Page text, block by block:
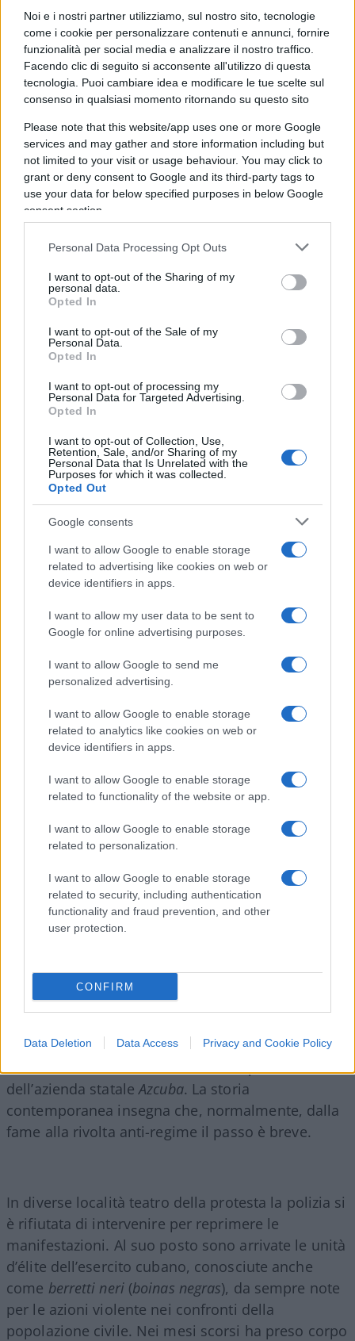
Noi e i nostri partner utilizziamo, sul nostro sito, tecnologie
come i cookie per personalizzare contenuti e annunci, fornire
funzionalità per social media e analizzare il nostro traffico.
Facendo clic di seguito si acconsente all'utilizzo di questa
tecnologia. Puoi cambiare idea e modificare le tue scelte sul
consenso in qualsiasi momento ritornando su questo sito
Please note that this website/app uses one or more Google
services and may gather and store information including but
not limited to your visit or usage behaviour. You may click to
grant or deny consent to Google and its third-party tags to
use your data for below specified purposes in below Google
consent section.
Personal Data Processing Opt Outs
I want to opt-out of the Sharing of my
personal data.
Opted In
I want to opt-out of the Sale of my
Personal Data.
Opted In
I want to opt-out of processing my
Personal Data for Targeted Advertising.
Opted In
I want to opt-out of Collection, Use,
Retention, Sale, and/or Sharing of my
Personal Data that Is Unrelated with the
Purposes for which it was collected.
Opted Out
Google consents
I want to allow Google to enable storage
related to advertising like cookies on web or
device identifiers in apps.
I want to allow my user data to be sent to
Google for online advertising purposes.
I want to allow Google to send me
personalized advertising.
I want to allow Google to enable storage
related to analytics like cookies on web or
device identifiers in apps.
I want to allow Google to enable storage
related to functionality of the website or app.
I want to allow Google to enable storage
related to personalization.
I want to allow Google to enable storage
related to security, including authentication
functionality and fraud prevention, and other
user protection.
CONFIRM
Data Deletion Data Access Privacy and Cookie Policy
Ma fino a quando? È questa la domanda che
circola insistentemente non solo tra i cubani ma
anche negli Stati del continente americano di cui
Cuba èsponsorpolitico, cliente economico o
avversario esistenziale. Vista la centralità del
regime de L’Avana nella diffusione dell’ideologia
comunista in America Latina, non è difficile
ipotizzare che le ripercussioni di un crollo del
sistema castrista sarebbero rilevanti in tutta la
regione. Venezuela, Nicaragua, Bolivia, il Perù
recentemente caduto in mano al populismo
izquierdistadi Castillo, la stessa Argentina seppur
in maniera più sfumata, il Messico di Obrador, ma
anche i movimenti sovversivi che stanno
minacciando la democrazia cilena e quella
colombiana, perderebbero un referente essenziale
nella sedicente “
espressione sotto cui si nasconde la persistente
campagna pseudo-rivoluzionaria contro la
democrazia liberale e lo stato di diritto.
Negli ultimi vent’anni l’economia cubana si è
sostenuta sulle forniture petrolifere provenienti
da Caracas in cambio dell’addestramento degli
apparati di sicurezza venezuelani e dell’appoggio
politico al regimechavista. Il crollo del settore
energetico sotto Maduro e le restrizioni imposte
degli emigrati cubani verso la madrepatria hanno
contribuito al collasso definitivo di un sistema
economico strutturalmente disfunzionale.
Contemporaneamente l’epidemia ha colpito
frontalmente l’isola proprio nel momento in cui si
riapriva timidamente al turismo internazionale,
mettendo in luce le carenze oggettive di un
sistema sanitario che la propaganda ha sempre
venduto come il fiore all’occhiello della nazione. I
non le siringhe per somministrarli.
L’incompetenza di Díaz-Canel e dell’attuale
dirigenza ha fatto il resto: la riforma monetaria,
intesa a limitare la circolazione del dollaro, ha
ottenuto l’effetto inverso di debilitare il
cubano; il rifiuto di aiuti umanitari per far fronte
ha condannato il Paese al contagio massivo; il
raccolto della canna da zucchero, una delle poche
per “carenze organizzative e direttive”, come ha
dell’azienda stataleAzcuba. La storia
contemporanea insegna che, normalmente, dalla
fame alla rivolta anti-regime il passo è breve.
In diverse località teatro della protesta la polizia si
è rifiutata di intervenire per reprimere le
manifestazioni. Al suo posto sono arrivate le unità
d’élite dell’esercito cubano, conosciute anche
come berretti neri(boinas negras), da sempre note
per le azioni violente nei confronti della
popolazione civile. Nei mesi scorsi ha preso corpo